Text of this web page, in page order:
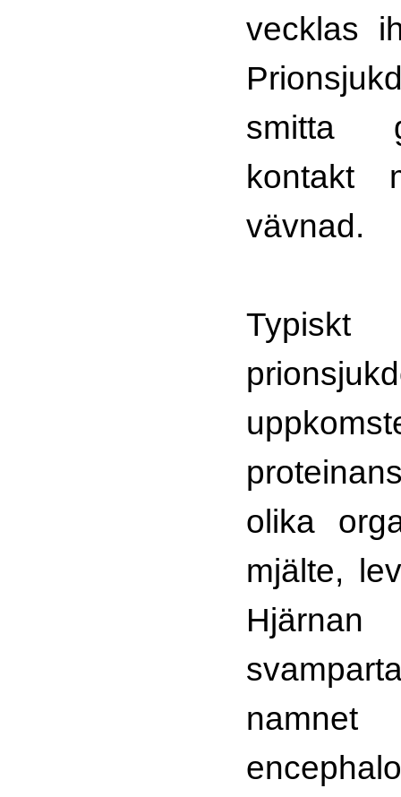
vecklas
smitta
kontakt
vävnad.
olika
mjälte,
namnet